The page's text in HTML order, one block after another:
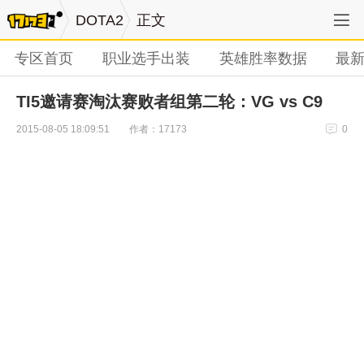
DOTA2 正文
专区首页 职业选手出装 英雄胜率数据 最
TI5邀请赛淘汰赛败者组第二轮：VG vs C9
2015-08-05 18:09:51 作者：17173 0